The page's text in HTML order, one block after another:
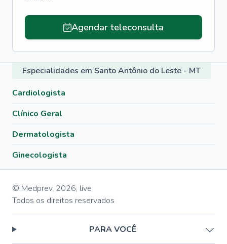
Agendar teleconsulta
Especialidades em Santo Antônio do Leste - MT
Cardiologista
Clínico Geral
Dermatologista
Ginecologista
© Medprev, 2026, live
Todos os direitos reservados
PARA VOCÊ